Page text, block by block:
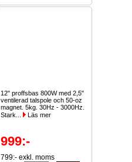
12" proffsbas 800W med 2,5"
ventilerad talspole och 50-oz
magnet. 5kg. 30Hz - 3000Hz.
Stark...
Läs mer
999:-
799:- exkl. moms